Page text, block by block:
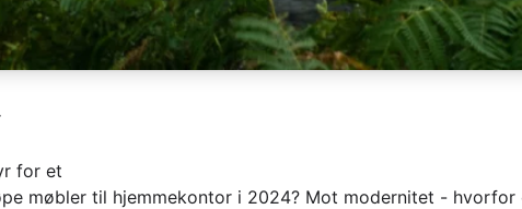
for et
møbler til hjemmekontor i 2024? Mot modernitet -